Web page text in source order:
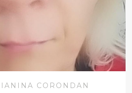
CORONDAN